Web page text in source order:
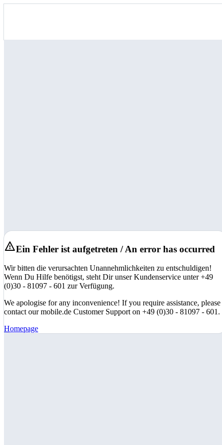
Ein Fehler ist aufgetreten / An error has occurred
Wir bitten die verursachten Unannehmlichkeiten zu entschuldigen!
Wenn Du Hilfe benötigst, steht Dir unser Kundenservice unter +49
(0)30 - 81097 - 601 zur Verfügung.
We apologise for any inconvenience! If you require assistance, please
contact our mobile.de Customer Support on +49 (0)30 - 81097 - 601.
Homepage